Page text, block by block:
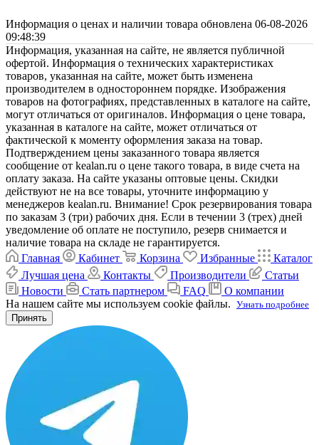
Информация о ценах и наличии товара обновлена 06-08-2026
09:48:39
Информация, указанная на сайте, не является публичной
офертой. Информация о технических характеристиках
товаров, указанная на сайте, может быть изменена
производителем в одностороннем порядке. Изображения
товаров на фотографиях, представленных в каталоге на сайте,
могут отличаться от оригиналов. Информация о цене товара,
указанная в каталоге на сайте, может отличаться от
фактической к моменту оформления заказа на товар.
Подтверждением цены заказанного товара является
сообщение от kealan.ru о цене такого товара, в виде счета на
оплату заказа. На сайте указаны оптовые цены. Скидки
действуют не на все товары, уточните информацию у
менеджеров kealan.ru. Внимание! Срок резервирования товара
по заказам 3 (три) рабочих дня. Если в течении 3 (трех) дней
уведомление об оплате не поступило, резерв снимается и
наличие товара на складе не гарантируется.
Главная
Кабинет Корзина Избранные
Каталог
Лучшая цена
Контакты Производители
Статьи
Новости
Стать партнером FAQ
О компании
На нашем сайте мы используем cookie файлы. Узнать подробнее
Принять